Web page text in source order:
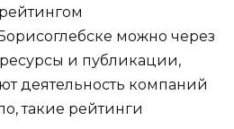
можно через
и публикации,
деятельность компаний
такие рейтинги